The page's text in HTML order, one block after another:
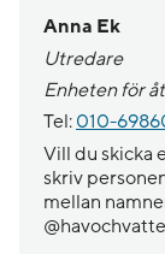
Anna Ek
Utredare
Enheten för
Tel: 010-
Vill du skicka
skriv
mellan